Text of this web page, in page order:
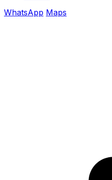
WhatsApp Maps